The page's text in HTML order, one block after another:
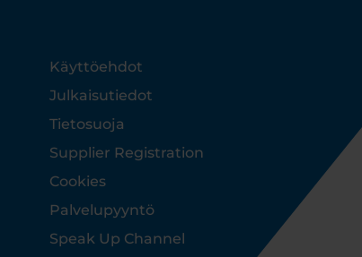
Footer
Käyttöehdot
Julkaisutiedot
Tietosuoja
Supplier Registration
Cookies
Palvelupyyntö
Speak Up Channel